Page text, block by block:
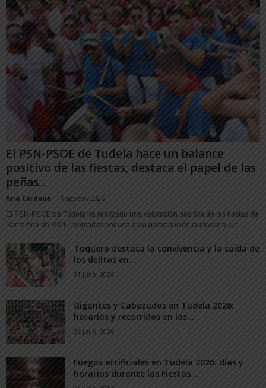
El PSN-PSOE de Tudela hace un balance
positivo de las fiestas, destaca el papel de las
peñas...
Ana Córdoba - 1 agosto, 2026
El PSN-PSOE de Tudela ha realizado una valoración positiva de las fiestas de
Santa Ana de 2026, marcadas por una gran participación ciudadana, un...
Toquero destaca la convivencia y la caída de
los delitos en...
31 julio, 2026
Gigantes y Cabezudos en Tudela 2026:
horarios y recorridos en las...
25 julio, 2026
Fuegos artificiales en Tudela 2026: días y
horarios durante las Fiestas...